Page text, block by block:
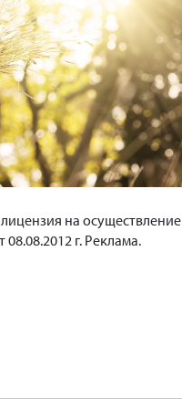
на
08.08.2012 г. Реклама.